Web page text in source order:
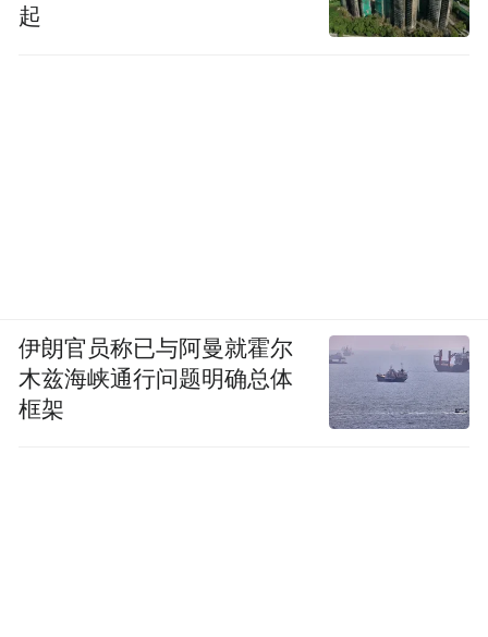
起
伊朗官员称已与阿曼就霍尔
木兹海峡通行问题明确总体
框架